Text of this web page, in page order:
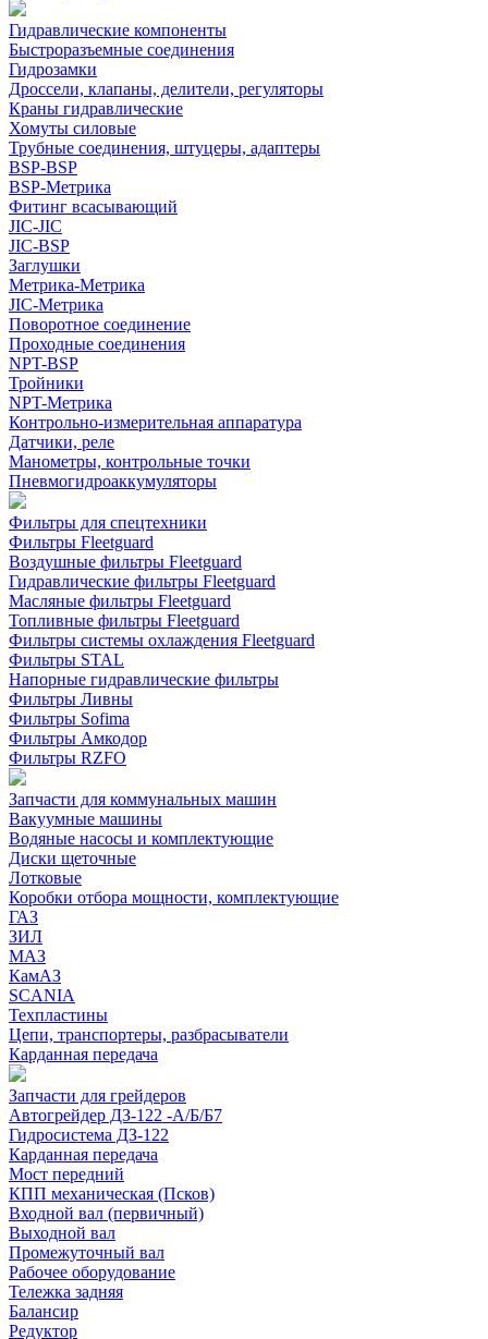
Гидравлические компоненты
Быстроразъемные соединения
Гидрозамки
Дроссели, клапаны, делители, регуляторы
Краны гидравлические
Хомуты силовые
Трубные соединения, штуцеры, адаптеры
BSP-BSP
BSP-Метрика
Фитинг всасывающий
JIC-JIC
JIC-BSP
Заглушки
Метрика-Метрика
JIC-Метрика
Поворотное соединение
Проходные соединения
NPT-BSP
Тройники
NPT-Метрика
Контрольно-измерительная аппаратура
Датчики, реле
Манометры, контрольные точки
Пневмогидроаккумуляторы
Фильтры для спецтехники
Фильтры Fleetguard
Воздушные фильтры Fleetguard
Гидравлические фильтры Fleetguard
Масляные фильтры Fleetguard
Топливные фильтры Fleetguard
Фильтры системы охлаждения Fleetguard
Фильтры STAL
Напорные гидравлические фильтры
Фильтры Ливны
Фильтры Sofima
Фильтры Амкодор
Фильтры RZFO
Запчасти для коммунальных машин
Вакуумные машины
Водяные насосы и комплектующие
Диски щеточные
Лотковые
Коробки отбора мощности, комплектующие
ГАЗ
ЗИЛ
МАЗ
КамАЗ
SCANIA
Техпластины
Цепи, транспортеры, разбрасыватели
Карданная передача
Запчасти для грейдеров
Автогрейдер ДЗ-122 -А/Б/Б7
Гидросистема ДЗ-122
Карданная передача
Мост передний
КПП механическая (Псков)
Входной вал (первичный)
Выходной вал
Промежуточный вал
Рабочее оборудование
Тележка задняя
Балансир
Редуктор